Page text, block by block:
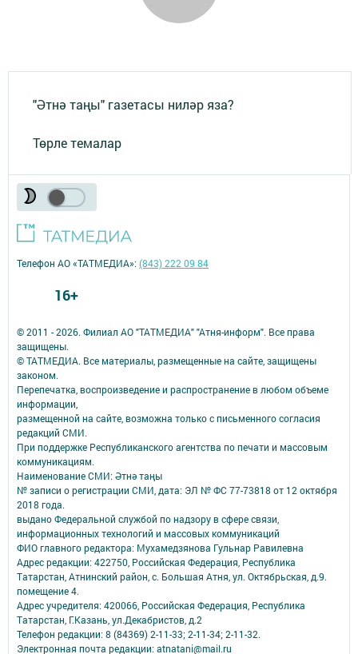
"Әтнә таңы" газетасы ниләр яза?
Төрле темалар
© 2011 - 2026. Филиал АО "ТАТМЕДИА" "Атня-информ". Все права
защищены.
© ТАТМЕДИА. Все материалы, размещенные на сайте, защищены
законом.
Перепечатка, воспроизведение и распространение в любом объеме
информации,
размещенной на сайте, возможна только с письменного согласия
редакций СМИ.
При поддержке Республиканского агентства по печати и массовым
коммуникациям.
Наименование СМИ: Әтнә таңы
№ записи о регистрации СМИ, дата: ЭЛ № ФС 77-73818 от 12 октября
2018 года.
выдано Федеральной службой по надзору в сфере связи,
информационных технологий и массовых коммуникаций
ФИО главного редактора: Мухамедзянова Гульнар Равилевна
Адрес редакции: 422750, Российская Федерация, Республика
Татарстан, Атнинский район, с. Большая Атня, ул. Октябрьская, д.9.
помещение 4.
Адрес учредителя: 420066, Российская Федерация, Республика
Татарстан, Г.Казань, ул.Декабристов, д.2
Телефон редакции: 8 (84369) 2-11-33; 2-11-34; 2-11-32.
Электронная почта редакции: atnatani@mail.ru
Телефон АО «ТАТМЕДИА»:(843) 222 09 84
16+